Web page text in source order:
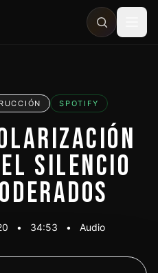
SPOTIFY
SILENCIO
• 34:53 • Audio